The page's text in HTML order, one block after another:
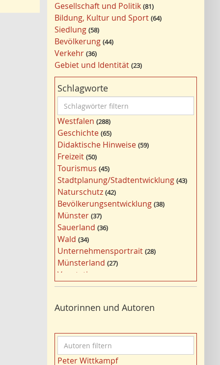
Gesellschaft und Politik 81
Bildung, Kultur und Sport 64
Siedlung 58
Bevölkerung 44
Verkehr 36
Gebiet und Identität 23
Schlagworte
c
h
l
a
g
w
ö
r
t
e
r
f
i
l
t
r
n
Westfalen 288
Geschichte 65
Didaktische Hinweise 59
Freizeit 50
Tourismus 45
Stadtplanung/Stadtentwicklung 43
Naturschutz 42
Bevölkerungsentwicklung 38
Münster 37
Sauerland 36
Wald 34
Unternehmensportrait 28
Münsterland 27
Vegetation
Nordrhein-Westfalen 25
Bildung 24
Kultur 22
Kulturlandschaft
Wohnen 21
Autorinnen und Autoren
u
Peter Wittkampf